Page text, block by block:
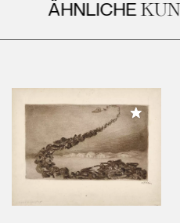
ÄHNLICHE
Sammlung hinzufügen
Meiner